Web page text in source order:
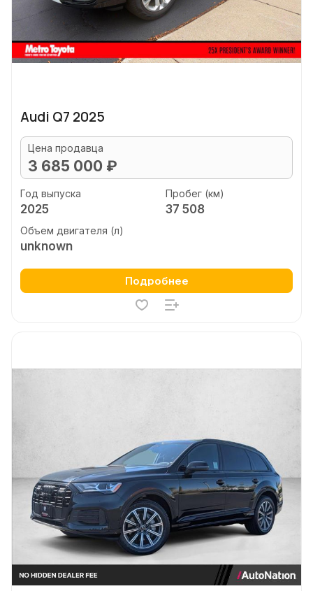
Audi Q7 2025
Цена продавца
3 685 000 ₽
Год выпуска
2025
Пробег (км)
37 508
Объем двигателя (л)
unknown
Подробнее